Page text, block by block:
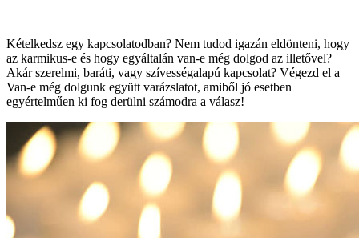
Kételkedsz egy kapcsolatodban? Nem tudod igazán eldönteni, hogy
az karmikus-e és hogy egyáltalán van-e még dolgod az illetővel?
Akár szerelmi, baráti, vagy szívességalapú kapcsolat? Végezd el a
Van-e még dolgunk együtt varázslatot, amiből jó esetben
egyértelműen ki fog derülni számodra a válasz!